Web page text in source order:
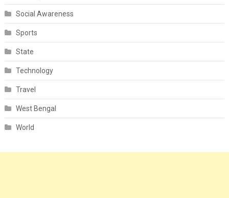
Social Awareness
Sports
State
Technology
Travel
West Bengal
World